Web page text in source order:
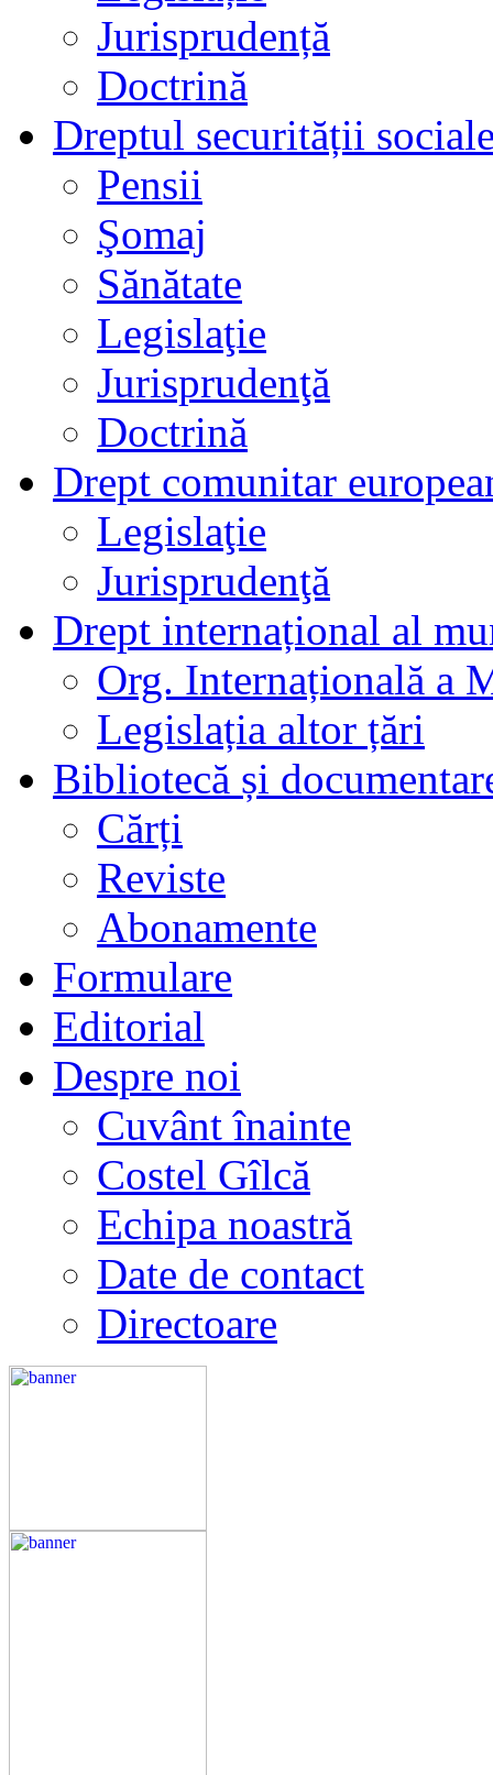
Jurisprudență
Doctrină
Dreptul securității
Pensii
Şomaj
Sănătate
Legislaţie
Jurisprudenţă
Doctrină
Drept comunitar
Legislaţie
Jurisprudenţă
Drept internațional al
Org. Internațională a
Legislația altor țări
Bibliotecă și
Cărți
Reviste
Abonamente
Formulare
Editorial
Despre noi
Cuvânt înainte
Costel Gîlcă
Echipa noastră
Date de contact
Directoare